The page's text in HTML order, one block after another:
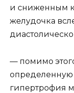
и сниженным
желудочка
— помимо
определенную
гипертрофия